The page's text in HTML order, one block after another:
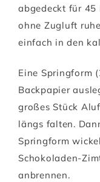
abgedeckt für 45
ohne Zugluft
einfach in den
Eine Springform
Backpapier
großes Stück
längs falten.
Springform
Schokoladen-
anbrennen.